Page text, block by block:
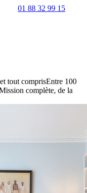
01 88 32 99 15
tout comprisEntre 100
complète, de la